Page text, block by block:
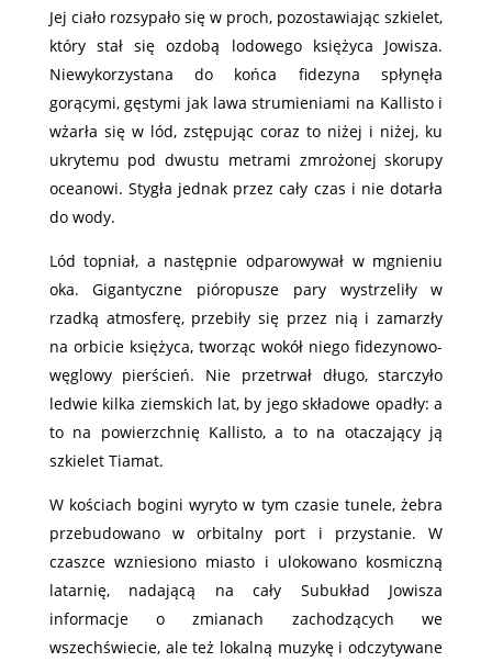
Jej ciało rozsypało się w proch, pozostawiając szkielet,
który stał się ozdobą lodowego księżyca Jowisza.
Niewykorzystana do końca fidezyna spłynęła
gorącymi, gęstymi jak lawa strumieniami na Kallisto i
wżarła się w lód, zstępując coraz to niżej i niżej, ku
ukrytemu pod dwustu metrami zmrożonej skorupy
oceanowi. Stygła jednak przez cały czas i nie dotarła
do wody.
Lód topniał, a następnie odparowywał w mgnieniu
oka. Gigantyczne pióropusze pary wystrzeliły w
rzadką atmosferę, przebiły się przez nią i zamarzły
na orbicie księżyca, tworząc wokół niego fidezynowo-
węglowy pierścień. Nie przetrwał długo, starczyło
ledwie kilka ziemskich lat, by jego składowe opadły: a
to na powierzchnię Kallisto, a to na otaczający ją
szkielet Tiamat.
W kościach bogini wyryto w tym czasie tunele, żebra
przebudowano w orbitalny port i przystanie. W
czaszce wzniesiono miasto i ulokowano kosmiczną
latarnię, nadającą na cały Subukład Jowisza
informacje o zmianach zachodzących we
wszechświecie, ale też lokalną muzykę i odczytywane